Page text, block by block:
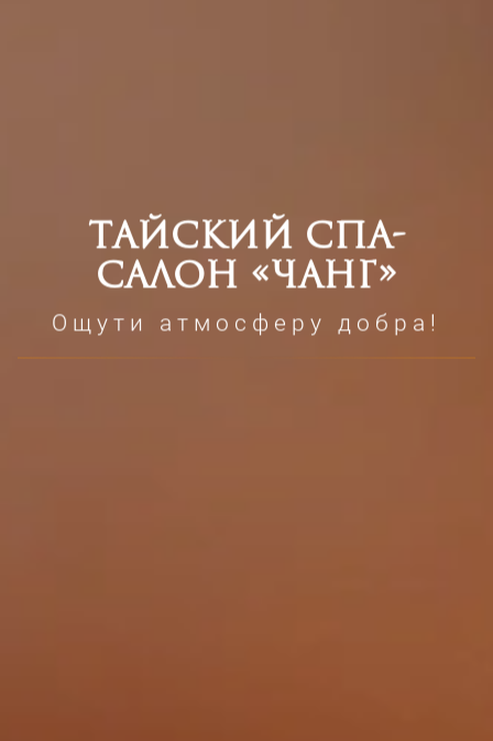
Тайский спа-
салон «Чанг»
Ощути атмосферу добра!